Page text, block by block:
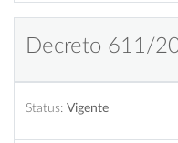
Decreto 611/
Status: Vigente